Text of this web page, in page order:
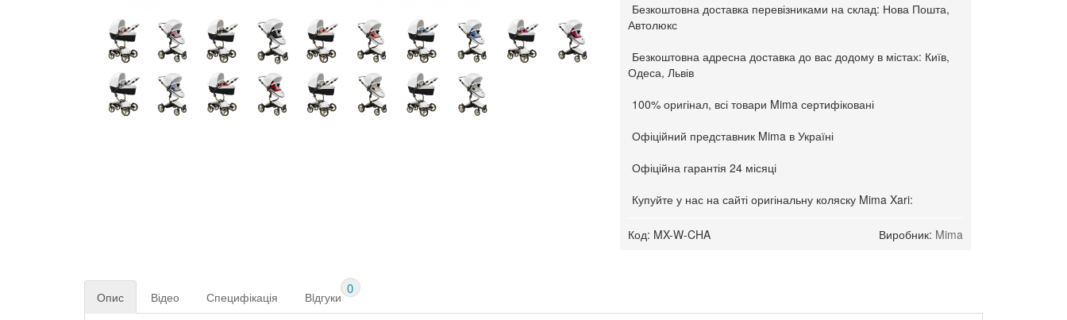
Безкоштовна доставка перевізниками на склад: Нова Пошта,
Автолюкс
Безкоштовна адресна доставка до вас додому в містах: Київ,
Одеса, Львів
100% оригінал, всі товари Mima сертифіковані
Офіційний представник Mima в Україні
Офіційна гарантія 24 місяці
Купуйте у нас на сайті оригінальну коляску Mima Xari:
Код: MX-W-CHA Виробник: Mima
Опис Відео Специфікація Вiдгуки
0